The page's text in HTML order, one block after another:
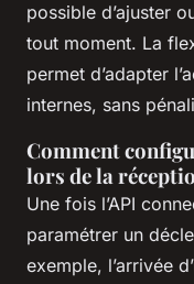
possible d’ajuster
tout moment. La
permet d’adapter
internes, sans
Comment
lors de la
Une fois l’API
paramétrer un
exemple, l’arrivée